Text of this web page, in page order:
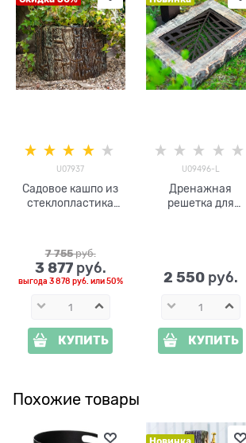
U07937
Садовое кашпо из
стеклопластика
7 755 руб.
3 877 руб.
выгода 3 878 руб. или50%
КУПИТЬ
U09496-L
Дренажная
решетка для
металл 30*40*7 см
2 550 руб.
КУПИТЬ
Похожие товары